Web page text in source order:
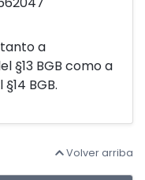
a
§13 BGB como a
BGB.
Volver arriba